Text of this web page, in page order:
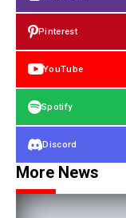
Pinterest
YouTube
Spotify
Discord
More News